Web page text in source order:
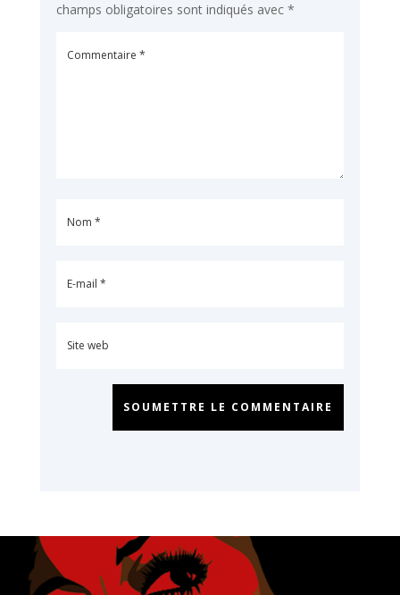
champs obligatoires sont indiqués avec *
SOUMETTRE LE COMMENTAIRE